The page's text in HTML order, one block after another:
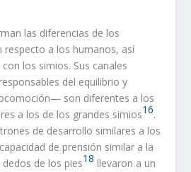
las diferencias de los
respecto a los humanos, así
los simios. Sus canales
del equilibrio y
son diferentes a los
a los de los grandes simios16.
de desarrollo similares a los
de prensión similar a la
de los pies18 llevaron a un